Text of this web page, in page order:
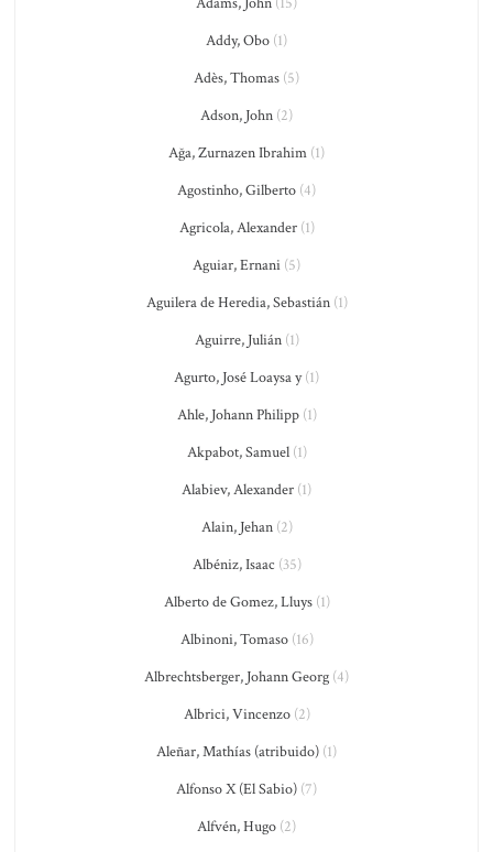
Addy, Obo (1)
Adès, Thomas (5)
Adson, John (2)
Ağa, Zurnazen Ibrahim (1)
Agostinho, Gilberto (4)
Agricola, Alexander(1)
Aguiar, Ernani (5)
Aguilera de Heredia, Sebastián(1)
Aguirre, Julián(1)
Agurto, José Loaysa y(1)
Ahle, Johann Philipp(1)
Akpabot, Samuel(1)
Alabiev, Alexander (1)
Alain, Jehan(2)
Albéniz, Isaac (35)
Alberto de Gomez, Lluys(1)
Albinoni, Tomaso(16)
Albrechtsberger, Johann Georg (4)
Albrici, Vincenzo(2)
Aleñar, Mathías (atribuido) (1)
Alfonso X (El Sabio) (7)
Alfvén, Hugo (2)